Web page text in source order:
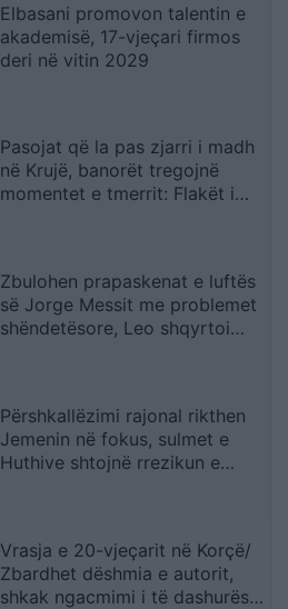
Elbasani promovon talentin e
akademisë, 17-vjeçari firmos
deri në vitin 2029
Pasojat që la pas zjarri i madh
në Krujë, banorët tregojnë
momentet e tmerrit: Flakët i
Zbulohen prapaskenat e luftës
së Jorge Messit me problemet
shëndetësore, Leo shqyrtoi
Përshkallëzimi rajonal rikthen
Jemenin në fokus, sulmet e
Huthive shtojnë rrezikun e
Vrasja e 20-vjeçarit në Korçë/
Zbardhet dëshmia e autorit,
shkak ngacmimi i të dashurës